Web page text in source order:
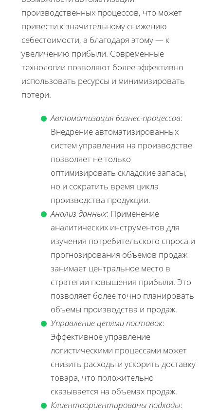
производственных процессов, что может
привести к значительному снижению
себестоимости, а благодаря этому — к
увеличению прибыли. Современные
технологии позволяют более эффективно
использовать ресурсы и минимизировать
потери.
Автоматизация бизнес-процессов:
Внедрение автоматизированных
систем управления на производстве
позволяет не только
оптимизировать складские запасы,
но и сократить время цикла
производства продукции.
Анализ данных: Применение
аналитических инструментов для
изучения потребительского спроса и
прогнозирования объемов продаж
занимает центральное место в
стратегии повышения прибыли. Это
позволяет более точно планировать
объемы производства и продаж.
Управление цепями поставок:
Эффективное управление
логистическими процессами может
снизить расходы и ускорить доставку
товара, что положительно
сказывается на объемах продаж.
Клиентоориентированы подходы: